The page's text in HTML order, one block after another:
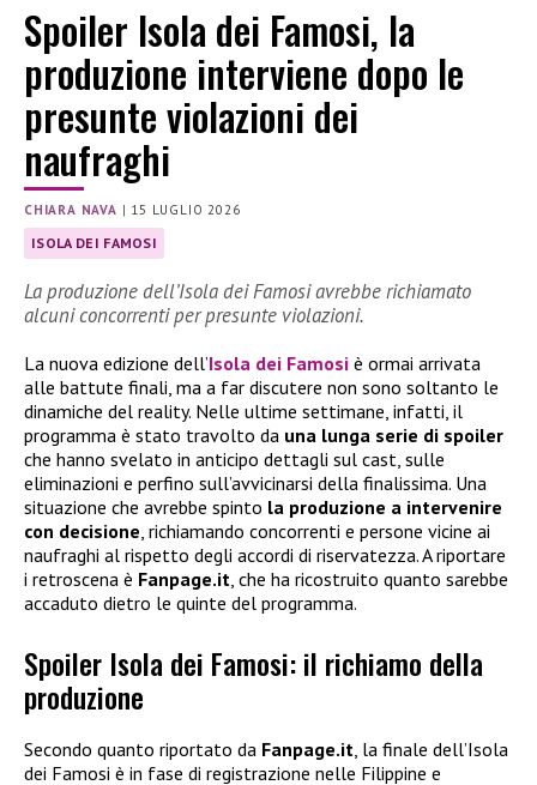
Spoiler Isola dei Famosi, la
produzione interviene dopo le
presunte violazioni dei
naufraghi
CHIARA NAVA | 15 LUGLIO 2026
ISOLA DEI FAMOSI
La produzione dell’Isola dei Famosi avrebbe richiamato
alcuni concorrenti per presunte violazioni.
La nuova edizione dell’Isola dei Famosi è ormai arrivata
alle battute finali, ma a far discutere non sono soltanto le
dinamiche del reality. Nelle ultime settimane, infatti, il
programma è stato travolto da una lunga serie di spoiler
che hanno svelato in anticipo dettagli sul cast, sulle
eliminazioni e perfino sull’avvicinarsi della finalissima. Una
situazione che avrebbe spinto la produzione a intervenire
con decisione , richiamando concorrenti e persone vicine ai
naufraghi al rispetto degli accordi di riservatezza. A riportare
i retroscena è Fanpage.it , che ha ricostruito quanto sarebbe
accaduto dietro le quinte del programma.
Spoiler Isola dei Famosi: il richiamo della
produzione
Secondo quanto riportato da Fanpage.it, la finale dell’Isola
dei Famosi è in fase di registrazione nelle Filippine e